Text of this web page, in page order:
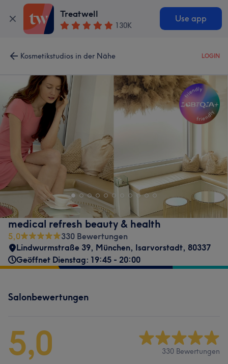
Treatwell
130K
Use app
Kosmetikstudios in der Nähe LOGIN
medical refresh beauty & health
5,0
330 Bewertungen
Lindwurmstraße 39, München, Isarvorstadt, 80337
Geöffnet Dienstag: 19:45 - 20:00
Salonbewertungen
5,0 330 Bewertungen